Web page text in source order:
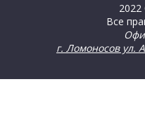
2022
Все
г. Ломоносов ул.